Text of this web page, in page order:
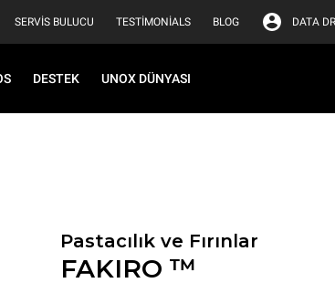
SERVIS BULUCU TESTIMONIALS BLOG DATA
DESTEK UNOX DÜNYASI
Pastacılık ve Fırınlar
FAKIRO ™